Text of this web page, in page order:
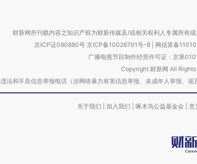
财新网所刊载内容之知识产权为财新传媒及/或相关权利人专属所有
京ICP证090880号 京ICP备10026701号-8 网信算备
广播电视节目制作经营许可证：京第
Copyright 财新网 All
违法和不良信息举报电话（涉网络暴力有害信息举报、未成年人举报
关于我们 加入我们 啄木鸟公益基金会 意